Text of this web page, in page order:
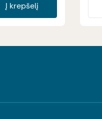
Į krepšelį